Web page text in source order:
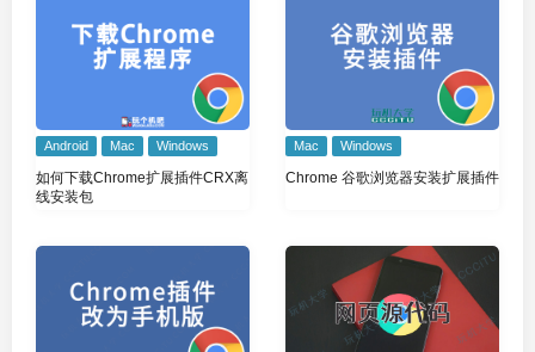
Android Mac Windows
如何下载Chrome扩展插件CRX离
线安装包
Mac Windows
Chrome 谷歌浏览器安装扩展插件